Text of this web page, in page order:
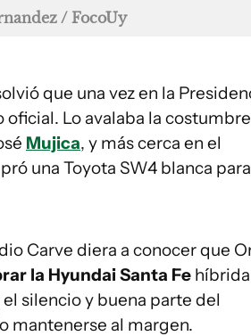
/ FocoUy
que una vez en la
Lo avalaba la costumbre
Mujica, y más cerca en el
una Toyota SW4 blanca para
Carve diera a conocer que
la Hyundai Santa Fe híbrida
silencio y buena parte del
mantenerse al margen.